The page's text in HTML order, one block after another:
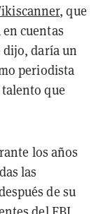
, que
cuentas
dijo, daría un
periodista
que
los años
las
de su